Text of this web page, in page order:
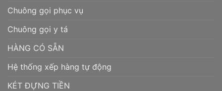
Chuông gọi phục vụ
Chuông gọi y tá
HÀNG CÓ SẴN
Hệ thống xếp hàng tự động
KÉT ĐỰNG TIỀN